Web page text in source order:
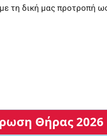
τη δική μας προτροπή
Θήρας 2026